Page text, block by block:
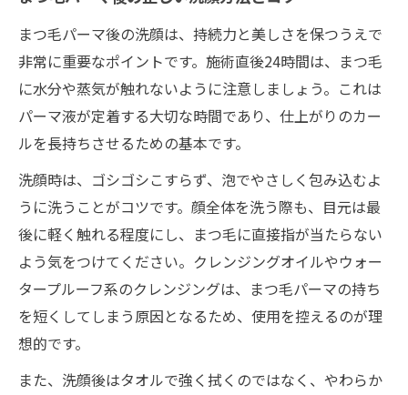
まつ毛パーマ後の洗顔は、持続力と美しさを保つうえで
非常に重要なポイントです。施術直後24時間は、まつ毛
に水分や蒸気が触れないように注意しましょう。これは
パーマ液が定着する大切な時間であり、仕上がりのカー
ルを長持ちさせるための基本です。
洗顔時は、ゴシゴシこすらず、泡でやさしく包み込むよ
うに洗うことがコツです。顔全体を洗う際も、目元は最
後に軽く触れる程度にし、まつ毛に直接指が当たらない
よう気をつけてください。クレンジングオイルやウォー
タープルーフ系のクレンジングは、まつ毛パーマの持ち
を短くしてしまう原因となるため、使用を控えるのが理
想的です。
また、洗顔後はタオルで強く拭くのではなく、やわらか